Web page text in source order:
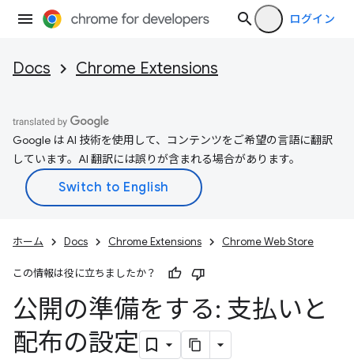
ログイン
Docs Chrome Extensions
Google は AI 技術を使用して、コンテンツをご希望の言語に翻訳
しています。AI 翻訳には誤りが含まれる場合があります。
ホーム Docs Chrome Extensions Chrome Web Store
この情報は役に立ちましたか？
公開の準備をする: 支払いと
配布の設定